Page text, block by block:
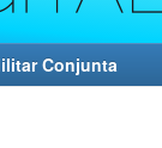
Conjunta